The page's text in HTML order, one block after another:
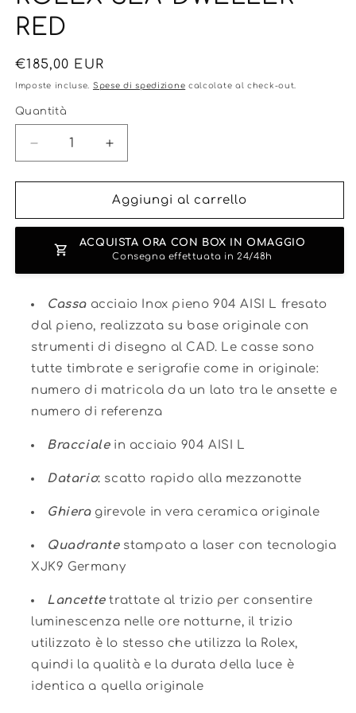
RED
Prezzo
di
listino
€185,00 EUR
Imposte incluse. Spese di spedizione calcolate al check-out.
Quantità
Diminuisci
quantità
per
SEA-
RED
Aumenta
quantità
per
ROLEX
SEA-
RED
Aggiungi al carrello
ACQUISTA ORA CON BOX IN OMAGGIO
Consegna effettuata in 24/48h
Cassa acciaio Inox pieno 904 AISI L fresato
dal pieno, realizzata su base originale con
strumenti di disegno al CAD. Le casse sono
tutte timbrate e serigrafie come in originale:
numero di matricola da un lato tra le ansette e
numero di referenza
Bracciale in acciaio 904 AISI L
Datario: scatto rapido alla mezzanotte
Ghieragirevole in vera ceramica originale
Quadrantestampato a laser con tecnologia
XJK9 Germany
Lancettetrattate al trizio per consentire
luminescenza nelle ore notturne, il trizio
utilizzato è lo stesso che utilizza la Rolex,
quindi la qualità e la durata della luce è
identica a quella originale